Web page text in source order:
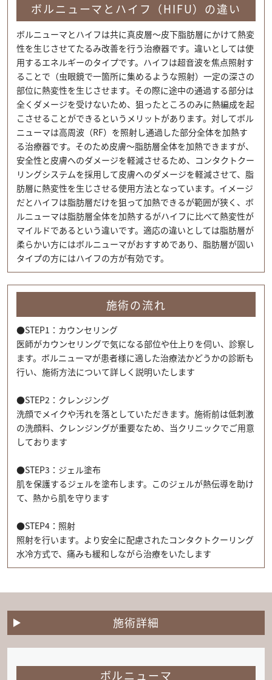
ボルニューマとハイフ（HIFU）の違い
ボルニューマとハイフは共に真皮層～皮下脂肪層にかけて熱変
性を生じさせてたるみ改善を行う治療器です。違いとしては使
用するエネルギーのタイプです。ハイフは超音波を焦点照射す
ることで（虫眼鏡で一箇所に集めるような照射）一定の深さの
部位に熱変性を生じさせます。その際に途中の通過する部分は
全くダメージを受けないため、狙ったところのみに熱編成を起
こさせることができるというメリットがあります。対してボル
ニューマは高周波（RF）を照射し通過した部分全体を加熱す
る治療器です。そのため皮膚～脂肪層全体を加熱できますが、
安全性と皮膚へのダメージを軽減させるため、コンタクトクー
リングシステムを採用して皮膚へのダメージを軽減させて、脂
肪層に熱変性を生じさせる使用方法となっています。イメージ
だとハイフは脂肪層だけを狙って加熱できるが範囲が狭く、ボ
ルニューマは脂肪層全体を加熱するがハイフに比べて熱変性が
マイルドであるという違いです。適応の違いとしては脂肪層が
柔らかい方にはボルニューマがおすすめであり、脂肪層が固い
タイプの方にはハイフの方が有効です。
施術の流れ
●STEP1：カウンセリング
医師がカウンセリングで気になる部位や仕上りを伺い、診察し
ます。ボルニューマが患者様に適した治療法かどうかの診断も
行い、施術方法について詳しく説明いたします
●STEP2：クレンジング
洗顔でメイクや汚れを落としていただきます。施術前は低刺激
の洗顔料、クレンジングが重要なため、当クリニックでご用意
しております
●STEP3：ジェル塗布
肌を保護するジェルを塗布します。このジェルが熱伝導を助け
て、熱から肌を守ります
●STEP4：照射
照射を行います。より安全に配慮されたコンタクトクーリング
水冷方式で、痛みも緩和しながら治療をいたします
施術詳細
ボルニューマ